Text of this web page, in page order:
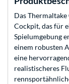
Das
Cockpit, das für
Spielumgebung
einem robusten
eine
realistischeres